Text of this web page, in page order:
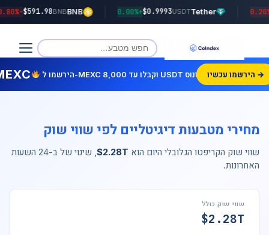
Tether
USDT
$0.9993
+0.00%
BNB
BNB
$591.98
-0.80%
הירשמו עכשיו →
מחירי מטבעות דיגיטליים לפי שווי שוק
שווי שוק הקריפטו הגלובלי היום הוא $2.28T, שינוי של
ב-24 השעות
האחרונות.
שווי שוק כולל
$2.28T